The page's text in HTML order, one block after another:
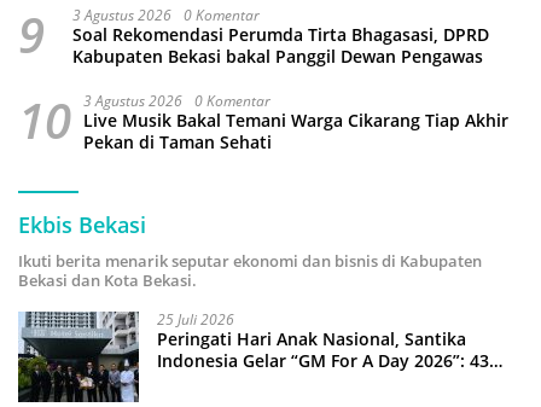
9 3 Agustus 2026 0 Komentar
Soal Rekomendasi Perumda Tirta Bhagasasi, DPRD
Kabupaten Bekasi bakal Panggil Dewan Pengawas
10 3 Agustus 2026 0 Komentar
Live Musik Bakal Temani Warga Cikarang Tiap Akhir
Pekan di Taman Sehati
Ekbis Bekasi
Ikuti berita menarik seputar ekonomi dan bisnis di Kabupaten
Bekasi dan Kota Bekasi.
25 Juli 2026
Peringati Hari Anak Nasional, Santika
Indonesia Gelar “GM For A Day 2026”: 43